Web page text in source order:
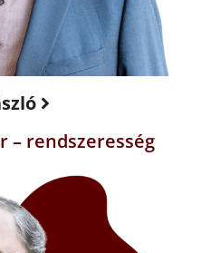
– rendszeresség